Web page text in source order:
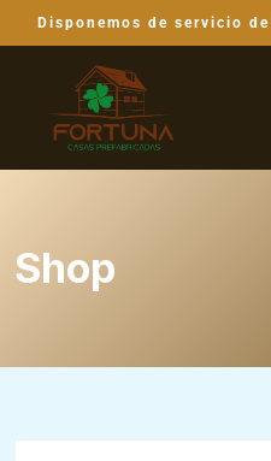
Disponemos de servicio
Shop